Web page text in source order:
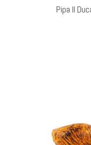
Pipa Il